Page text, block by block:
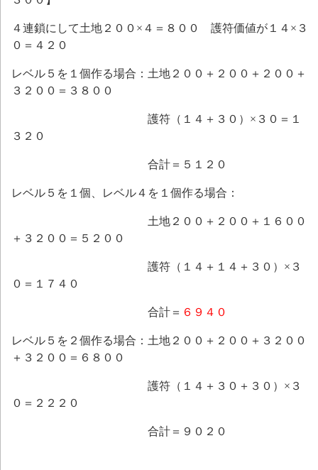
４連鎖にして土地２００×４＝８００ 護符価値が１４×３
０＝４２０
レベル５を１個作る場合：土地２００＋２００＋２００＋
３２００＝３８００
護符（１４＋３０）×３０＝１
３２０
合計＝５１２０
レベル５を１個、レベル４を１個作る場合：
土地２００＋２００＋１６００
＋３２００＝５２００
護符（１４＋１４＋３０）×３
０＝１７４０
合計＝ ６９４０
レベル５を２個作る場合：土地２００＋２００＋３２００
＋３２００＝６８００
護符（１４＋３０＋３０）×３
０＝２２２０
合計＝９０２０